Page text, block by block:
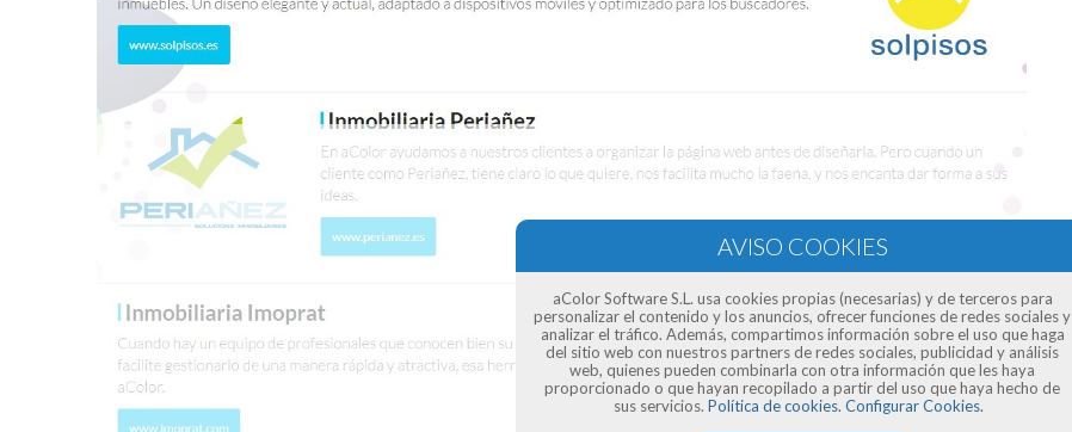
aColor Software S.L. usa cookies propias (necesarias) y de terceros para
personalizar el contenido y los anuncios, ofrecer funciones de redes sociales y
analizar el tráfico. Además, compartimos información sobre el uso que haga
del sitio web con nuestros partners de redes sociales, publicidad y análisis
web, quienes pueden combinarla con otra información que les haya
proporcionado o que hayan recopilado a partir del uso que haya hecho de
sus servicios. Política de cookies. Configurar Cookies.